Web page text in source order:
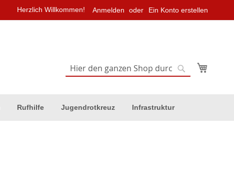
Herzlich Willkommen! Anmelden Ein Konto erstellen
Suche
Rufhilfe Jugendrotkreuz Infrastruktur